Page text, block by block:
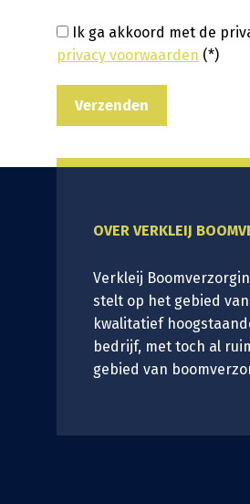
Ik ga akkoord met de
privacy voorwaarden (*)
OVER VERKLEIJ
Verkleij
stelt op het gebied
kwalitatief
bedrijf, met toch al
gebied van